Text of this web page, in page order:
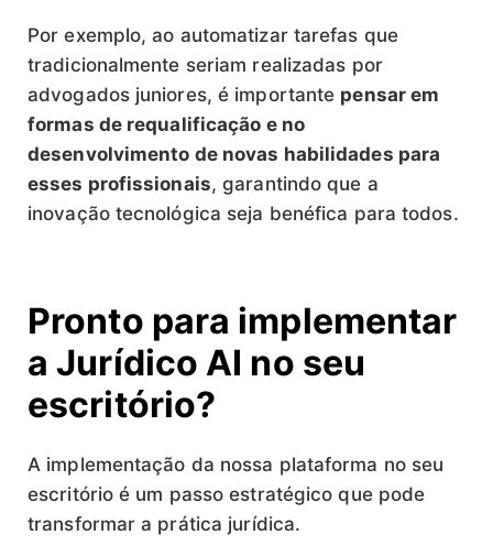
Por exemplo, ao automatizar tarefas que
tradicionalmente seriam realizadas por
advogados juniores, é importante pensar em
formas de requalificação e no
desenvolvimento de novas habilidades para
esses profissionais, garantindo que a
inovação tecnológica seja benéfica para todos.
Pronto para implementar
a Jurídico AI no seu
escritório?
A implementação da nossa plataforma no seu
escritório é um passo estratégico que pode
transformar a prática jurídica.